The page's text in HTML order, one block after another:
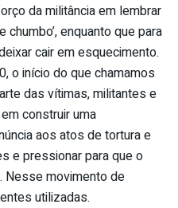
da militância em lembrar
enquanto que para
cair em esquecimento.
o início do que chamamos
das vítimas, militantes e
construir uma
aos atos de tortura e
e pressionar para que o
Nesse movimento de
utilizadas.